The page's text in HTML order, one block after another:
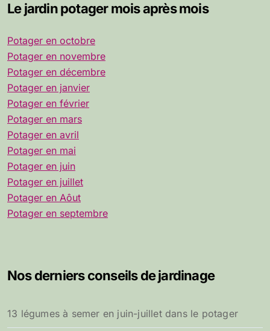
Le jardin potager mois après mois
Potager en octobre
Potager en novembre
Potager en décembre
Potager en janvier
Potager en février
Potager en mars
Potager en avril
Potager en mai
Potager en juin
Potager en juillet
Potager en Aôut
Potager en septembre
Nos derniers conseils de jardinage
13 légumes à semer en juin-juillet dans le potager